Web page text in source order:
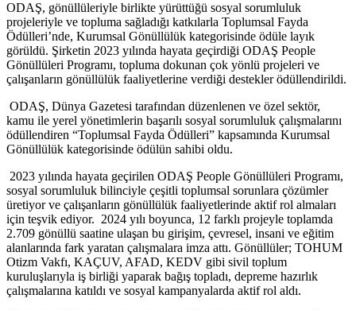
ODAŞ, gönüllüleriyle birlikte yürüttüğü sosyal sorumluluk
projeleriyle ve topluma sağladığı katkılarla Toplumsal Fayda
Ödülleri’nde, Kurumsal Gönüllülük kategorisinde ödüle layık
görüldü. Şirketin 2023 yılında hayata geçirdiği ODAŞ People
Gönüllüleri Programı, topluma dokunan çok yönlü projeleri ve
çalışanların gönüllülük faaliyetlerine verdiği destekler ödüllendirildi.
ODAŞ, Dünya Gazetesi tarafından düzenlenen ve özel sektör,
kamu ile yerel yönetimlerin başarılı sosyal sorumluluk çalışmalarını
ödüllendiren “Toplumsal Fayda Ödülleri” kapsamında Kurumsal
Gönüllülük kategorisinde ödülün sahibi oldu.
2023 yılında hayata geçirilen ODAŞ People Gönüllüleri Programı,
sosyal sorumluluk bilinciyle çeşitli toplumsal sorunlara çözümler
üretiyor ve çalışanların gönüllülük faaliyetlerinde aktif rol almaları
için teşvik ediyor. 2024 yılı boyunca, 12 farklı projeyle toplamda
2.709 gönüllü saatine ulaşan bu girişim, çevresel, insani ve eğitim
alanlarında fark yaratan çalışmalara imza attı. Gönüllüler; TOHUM
Otizm Vakfı, KAÇUV, AFAD, KEDV gibi sivil toplum
kuruluşlarıyla iş birliği yaparak bağış topladı, depreme hazırlık
çalışmalarına katıldı ve sosyal kampanyalarda aktif rol aldı.